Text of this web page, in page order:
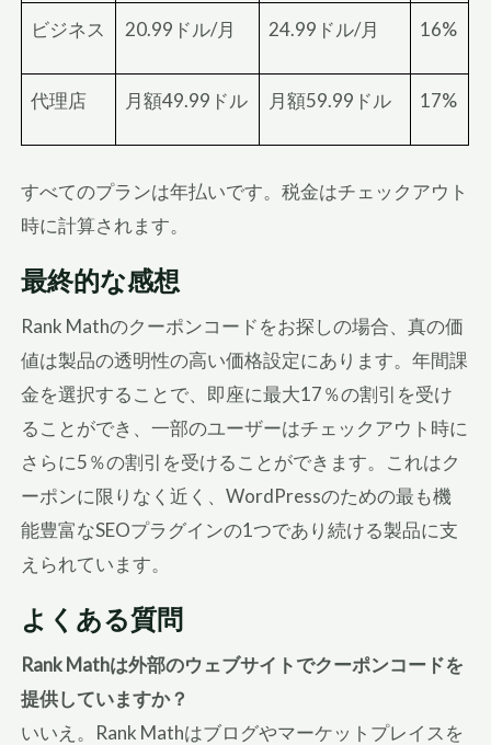
ビジネス 20.99ドル/月 24.99ドル/月 16%
代理店 月額49.99ドル 月額59.99ドル 17%
すべてのプランは年払いです。税金はチェックアウト
時に計算されます。
最終的な感想
Rank Mathのクーポンコードをお探しの場合、真の価
値は製品の透明性の高い価格設定にあります。年間課
金を選択することで、即座に最大17％の割引を受け
ることができ、一部のユーザーはチェックアウト時に
さらに5％の割引を受けることができます。これはク
ーポンに限りなく近く、WordPressのための最も機
能豊富なSEOプラグインの1つであり続ける製品に支
えられています。
よくある質問
Rank Mathは外部のウェブサイトでクーポンコードを
提供していますか？
いいえ。Rank Mathはブログやマーケットプレイスを